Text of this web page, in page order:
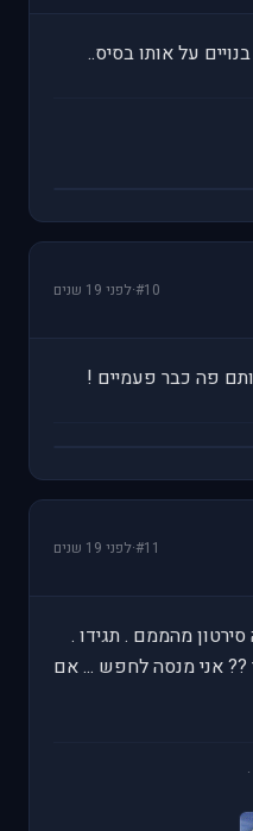
על אותו בסיס..
#10
·לפני 19 שנים
פה כבר פעמיים !
#11
·לפני 19 שנים
מהממם . תגידו .
אני מנסה לחפש ... אם